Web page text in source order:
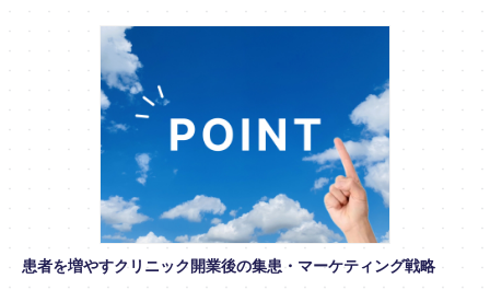
患者を増やすクリニック開業後の集患・マーケティング戦略